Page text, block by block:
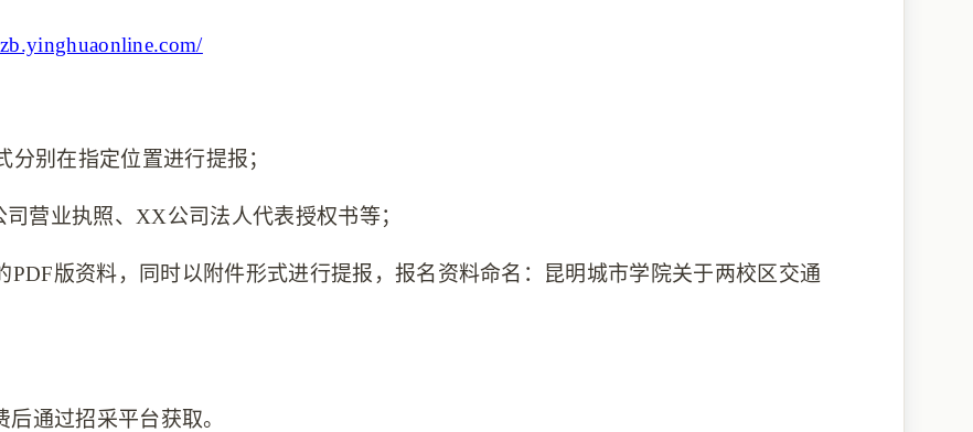
别在指定位置进行提报；
司营业执照、XX公司法人代表授权书等；
PDF版资料，同时以附件形式进行提报，报名资料命名： 昆明城市学院关于两校区交通
通过招采平台获取。